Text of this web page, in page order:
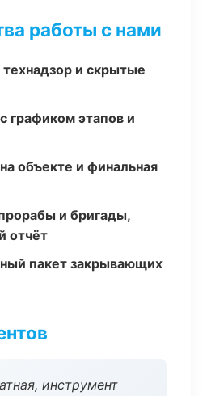
работы с нами
и скрытые
графиком этапов и
объекте и финальная
и бригады,
отчёт
пакет закрывающих
инструмент